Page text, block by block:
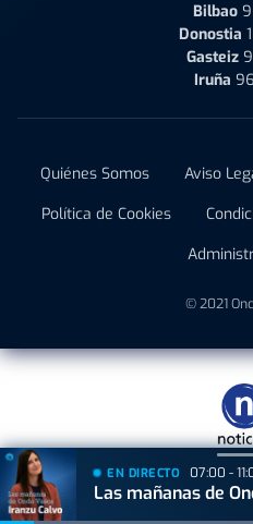
Bilbao
Donostia
Gasteiz
Iruña
Quiénes Somos Aviso
Política de Cookies
© 2021
EN DIRECTO 07:00 -
Las mañanas de